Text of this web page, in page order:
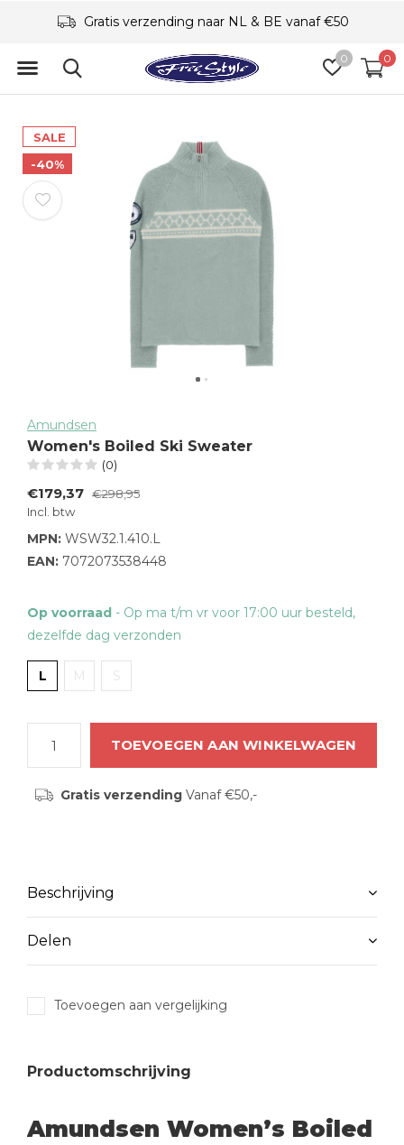
0 0
Gratis verzending naar NL & BE vanaf €50
SALE
-40%
Amundsen
Women's Boiled Ski Sweater
(0)
€179,37 €298,95
Incl. btw
MPN: WSW32.1.410.L
EAN: 7072073538448
Op voorraad - Op ma t/m vr voor 17:00 uur besteld,
dezelfde dag verzonden
L M S
TOEVOEGEN AAN WINKELWAGEN
Gratis verzendingVanaf €50,-
Beschrijving
Delen
Toevoegen aan vergelijking
Productomschrijving
Amundsen Women’s Boiled